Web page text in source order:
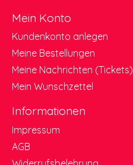
Mein Konto
Kundenkonto anlegen
Meine Bestellungen
Meine Nachrichten (Tickets)
Mein Wunschzettel
Informationen
Impressum
AGB